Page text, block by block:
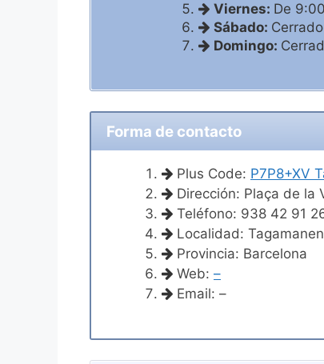
Viernes: De
Sábado: Cerrado
Domingo:
Forma de contacto
Plus Code: P7P8+XV
Dirección: Plaça de la
Teléfono: 938 42 91
Localidad:
Provincia: Barcelona
Web: –
Email: –